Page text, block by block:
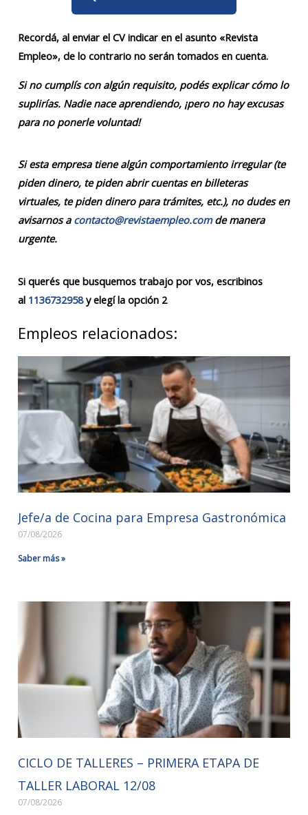
Recordá, al enviar el CV indicar en el asunto «Revista
Empleo», de lo contrario no serán tomados en cuenta.
Si no cumplís con algún requisito, podés explicar cómo lo
suplirías. Nadie nace aprendiendo, ¡pero no hay excusas
para no ponerle voluntad!
Si esta empresa tiene algún comportamiento irregular (te
piden dinero, te piden abrir cuentas en billeteras
virtuales, te piden dinero para trámites, etc.), no dudes en
avisarnos a contacto@revistaempleo.comde manera
urgente.
Si querés que busquemos trabajo por vos, escribinos
al 1136732958y elegí la opción 2
Empleos relacionados:
Jefe/a de Cocina para Empresa Gastronómica
07/08/2026
Saber más »
CICLO DE TALLERES – PRIMERA ETAPA DE
TALLER LABORAL 12/08
07/08/2026